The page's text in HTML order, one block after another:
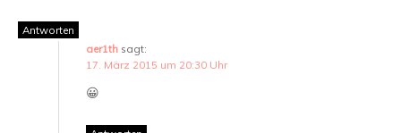
Antworten
aer1th sagt:
17. März 2015 um 20:30 Uhr
😀